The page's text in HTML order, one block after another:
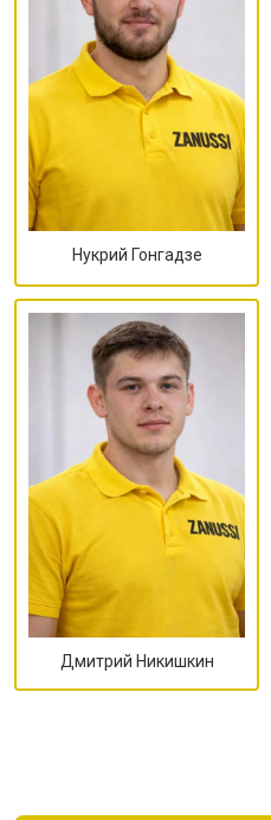
Нукрий Гонгадзе
Дмитрий Никишкин